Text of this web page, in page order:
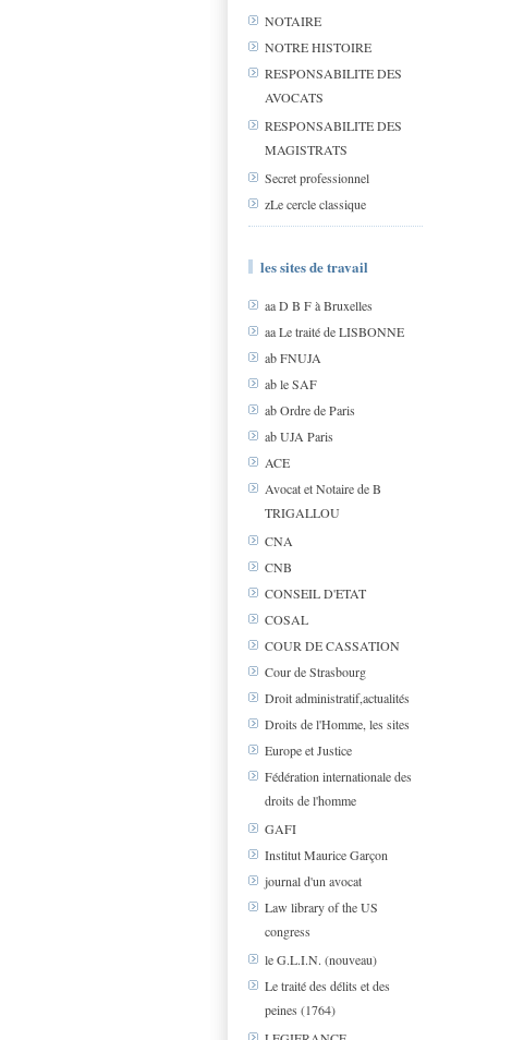
NOTAIRE
NOTRE HISTOIRE
RESPONSABILITE DES
AVOCATS
RESPONSABILITE DES
MAGISTRATS
Secret professionnel
zLe cercle classique
les sites de travail
aa D B F à Bruxelles
aa Le traité de LISBONNE
ab FNUJA
ab le SAF
ab Ordre de Paris
ab UJA Paris
ACE
Avocat et Notaire de B
TRIGALLOU
CNA
CNB
CONSEIL D'ETAT
COSAL
COUR DE CASSATION
Cour de Strasbourg
Droit administratif,actualités
Droits de l'Homme, les sites
Europe et Justice
Fédération internationale des
droits de l'homme
GAFI
Institut Maurice Garçon
journal d'un avocat
Law library of the US
congress
le G.L.I.N. (nouveau)
Le traité des délits et des
peines (1764)